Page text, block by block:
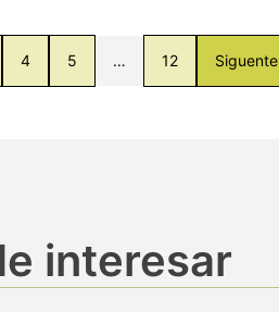
4 5 … 12 Siguente
interesar